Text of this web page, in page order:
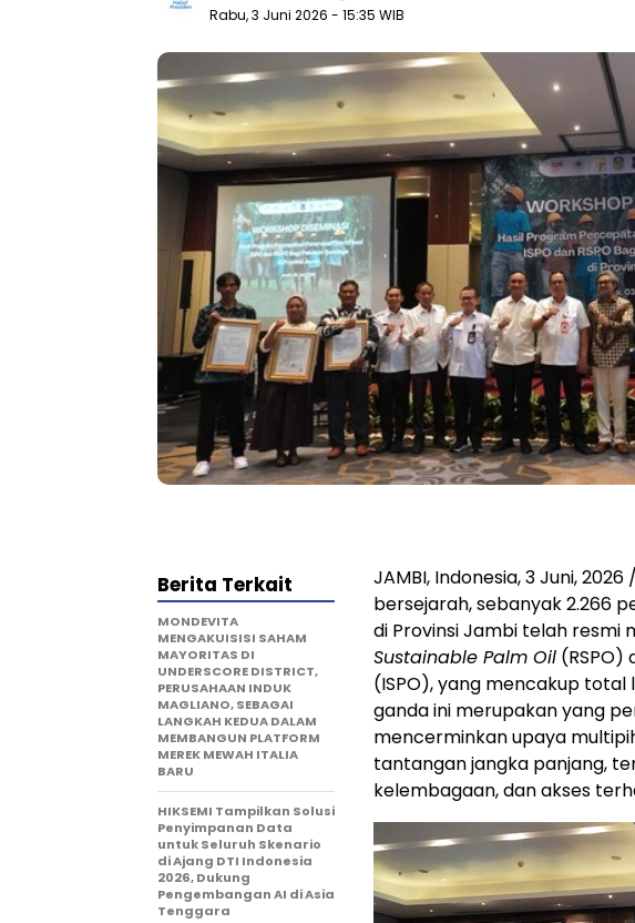
Rabu, 3 Juni 2026 - 15:35 WIB
JAMBI, Indonesia,3 Juni, 2026
bersejarah, sebanyak 2.266
di Provinsi Jambi telah resmi
Sustainable Palm Oil (RSPO)
(ISPO), yang mencakup total
ganda ini merupakan yang
mencerminkan upaya
tantangan jangka panjang,
kelembagaan, dan akses
Berita Terkait
MONDEVITA
MENGAKUISISI SAHAM
MAYORITAS DI
UNDERSCORE DISTRICT,
PERUSAHAAN INDUK
MAGLIANO, SEBAGAI
LANGKAH KEDUA DALAM
MEMBANGUN PLATFORM
MEREK MEWAH ITALIA
BARU
HIKSEMI Tampilkan Solusi
Penyimpanan Data
untuk Seluruh Skenario
di Ajang DTI Indonesia
2026, Dukung
Pengembangan AI di Asia
Tenggara